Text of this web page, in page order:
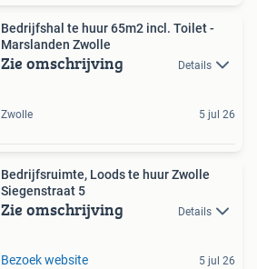
Bedrijfshal te huur 65m2 incl. Toilet -
Marslanden Zwolle
Zie omschrijving Details
Zwolle 5 jul 26
Bedrijfsruimte, Loods te huur Zwolle
Siegenstraat 5
Zie omschrijving Details
Bezoek website 5 jul 26